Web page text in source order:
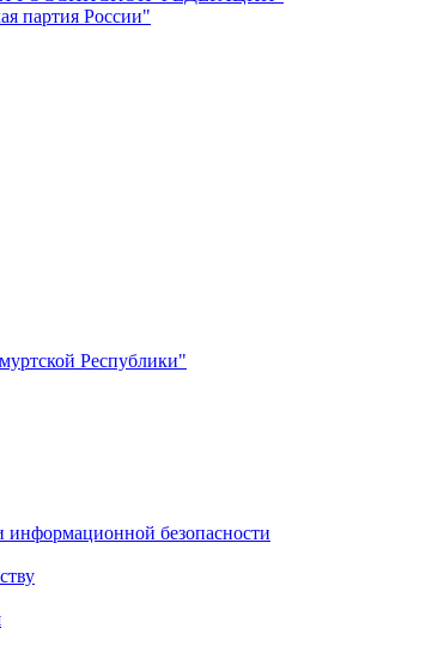
партия России"
Республики"
безопасности